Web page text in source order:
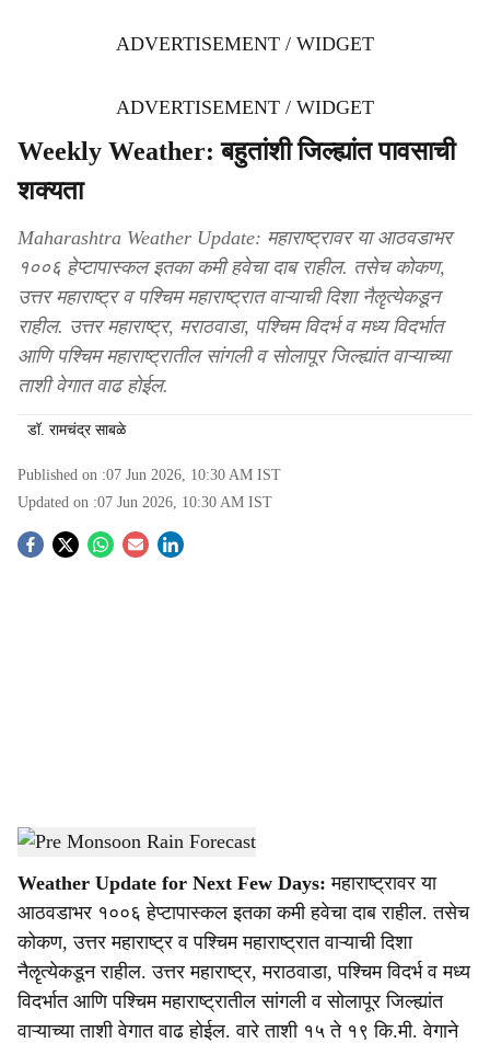
ADVERTISEMENT / WIDGET
ADVERTISEMENT / WIDGET
Weekly Weather: बहुतांशी जिल्ह्यांत पावसाची
शक्यता
Maharashtra Weather Update: महाराष्ट्रावर या आठवडाभर
१००६ हेप्टापास्कल इतका कमी हवेचा दाब राहील. तसेच कोकण,
उत्तर महाराष्ट्र व पश्चिम महाराष्ट्रात वाऱ्याची दिशा नैॡत्येकडून
राहील. उत्तर महाराष्ट्र, मराठवाडा, पश्चिम विदर्भ व मध्य विदर्भात
आणि पश्चिम महाराष्ट्रातील सांगली व सोलापूर जिल्ह्यांत वाऱ्याच्या
ताशी वेगात वाढ होईल.
डॉ. रामचंद्र साबळे
Published on :07 Jun 2026, 10:30 AM IST
Updated on :07 Jun 2026, 10:30 AM IST
S
a
r
e
Pre Monsoon Rain Forecast-Agrowon
Weather Update for Next Few Days: महाराष्ट्रावर या
आठवडाभर १००६ हेप्टापास्कल इतका कमी हवेचा दाब राहील. तसेच
कोकण, उत्तर महाराष्ट्र व पश्चिम महाराष्ट्रात वाऱ्याची दिशा
नैॡत्येकडून राहील. उत्तर महाराष्ट्र, मराठवाडा, पश्चिम विदर्भ व मध्य
विदर्भात आणि पश्चिम महाराष्ट्रातील सांगली व सोलापूर जिल्ह्यांत
वाऱ्याच्या ताशी वेगात वाढ होईल. वारे ताशी १५ ते १९ कि.मी. वेगाने